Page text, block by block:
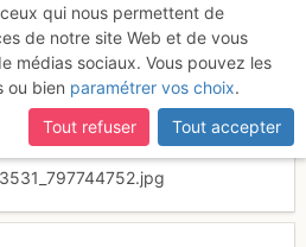
collaboratif (CC by-sa)
qui nous permettent de
de notre site Web et de vous
médias sociaux. Vous pouvez les
ou bien paramétrer vos choix.
Tout refuser
Tout accepter